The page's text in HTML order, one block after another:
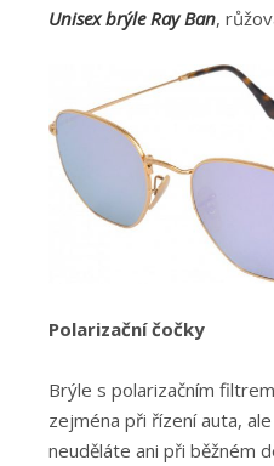
Unisex brýle Ray Ban,
Polarizační čočky
Brýle s polarizačním
zejména při řízení auta,
neuděláte ani při běžném